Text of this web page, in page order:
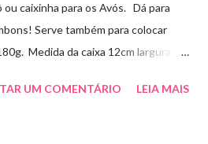
ou caixinha para os Avós. Dá para
Serve também para colocar
Medida da caixa 12cm largura x
. pelo e-mail :
UM COMENTÁRIO LEIA MAIS